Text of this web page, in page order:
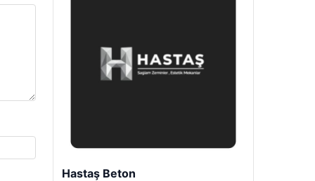
Enes Kaplan Avukatlık Bürosu